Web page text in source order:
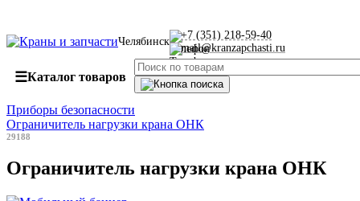
Челябинск
+7 (351) 218-59-40
mail@kranzapchasti.ru
☰Каталог товаров
Приборы безопасности
Ограничитель нагрузки крана ОНК
29188
Ограничитель нагрузки крана ОНК